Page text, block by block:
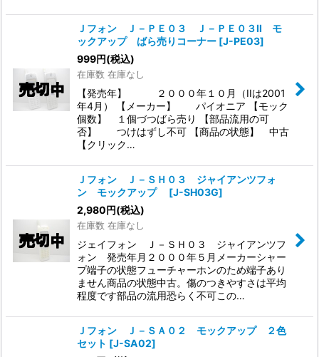
Ｊフォン Ｊ－ＰＥ０３ Ｊ－ＰＥ０３II モ
ックアップ ばら売りコーナー [J-PE03]
999円(税込)
在庫数 在庫なし
【発売年】 ２０００年１０月（IIは2001
年4月） 【メーカー】 パイオニア 【モック
個数】 １個づつばら売り 【部品流用の可
否】 つけはずし不可 【商品の状態】 中古
【クリック…
Ｊフォン Ｊ－ＳＨ０３ ジャイアンツフォ
ン モックアップ
[J-SH03G]
2,980円(税込)
在庫数 在庫なし
ジェイフォン Ｊ－ＳＨ０３ ジャイアンツフ
ォン 発売年月２０００年５月メーカーシャー
プ端子の状態フューチャーホンのため端子あり
ません商品の状態中古。傷のつきやすさは平均
程度です部品の流用恐らく不可この…
Ｊフォン Ｊ－ＳＡ０２ モックアップ ２色
セット [J-SA02]